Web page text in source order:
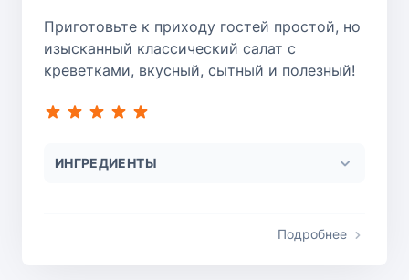
Приготовьте к приходу гостей простой, но
изысканный классический салат с
креветками, вкусный, сытный и полезный!
ИНГРЕДИЕНТЫ
Подробнее